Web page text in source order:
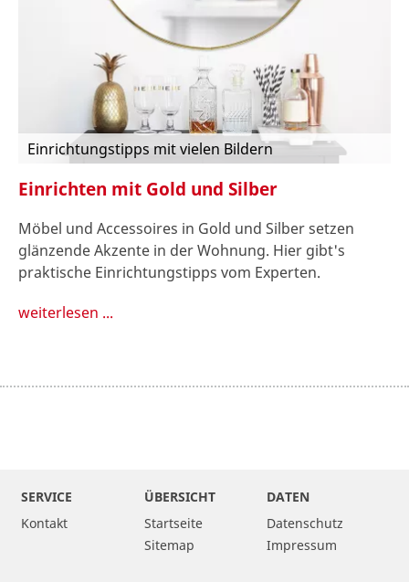
Einrichtungstipps mit vielen Bildern
Einrichten mit Gold und Silber
Möbel und Accessoires in Gold und Silber setzen
glänzende Akzente in der Wohnung. Hier gibt's
praktische Einrichtungstipps vom Experten.
weiterlesen ...
SERVICE
Kontakt
ÜBERSICHT
Startseite
Sitemap
DATEN
Datenschutz
Impressum